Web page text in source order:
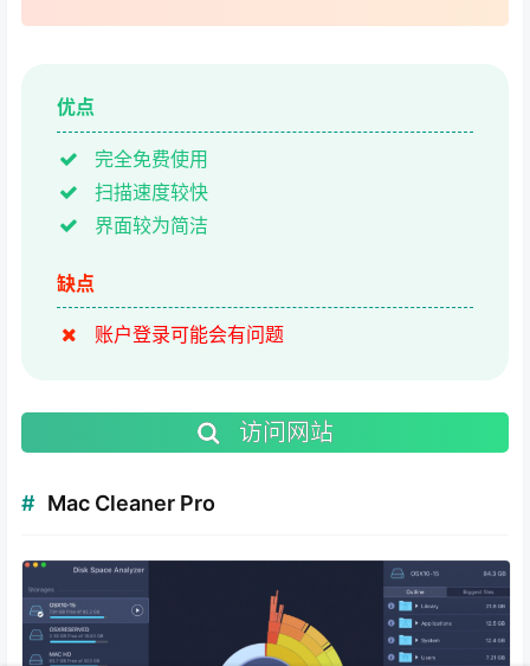
优点
完全免费使用
扫描速度较快
界面较为简洁
缺点
账户登录可能会有问题
访问网站
Mac Cleaner Pro